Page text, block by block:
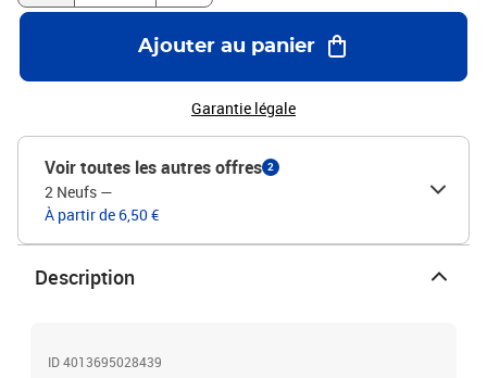
Ajouter au panier
Garantie légale
Voir toutes les autres offres 2
2 Neufs —
À partir de 6,50 €
Description
ID 4013695028439